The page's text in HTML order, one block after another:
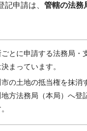
記申請は、 管轄の法務
とに申請する法務局・
まっています。
の土地の抵当権を抹消
方法務局（本局）へ登